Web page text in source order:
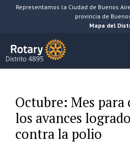
SaltarRepresentamos la Ciudad de Buenos
provincia de
Mapa del
Octubre: Mes
los avances
contra la polio